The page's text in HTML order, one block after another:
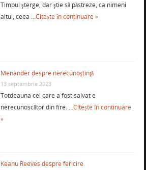
Timpul şterge, dar ştie să păstreze, ca nimeni
altul, ceea …Citește în continuare »
Menander despre nerecunoştinţă
13 septembrie 2023
Totdeauna cel care a fost salvat e
nerecunoscător din fire. …Citește în continuare
»
Keanu Reeves despre fericire